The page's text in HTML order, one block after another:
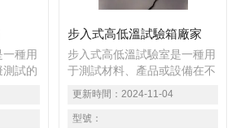
種用
測試的
準要
溫、
特性
步入式高低溫試驗箱廠家
步入式高低溫試驗室是一種用
于測試材料、產品或設備在不
同溫度條件下的性能和可靠性
的實驗室。該試驗室通常由一
個封閉的房間組成，內部配備
更新時間： 2024-11-04
型號：